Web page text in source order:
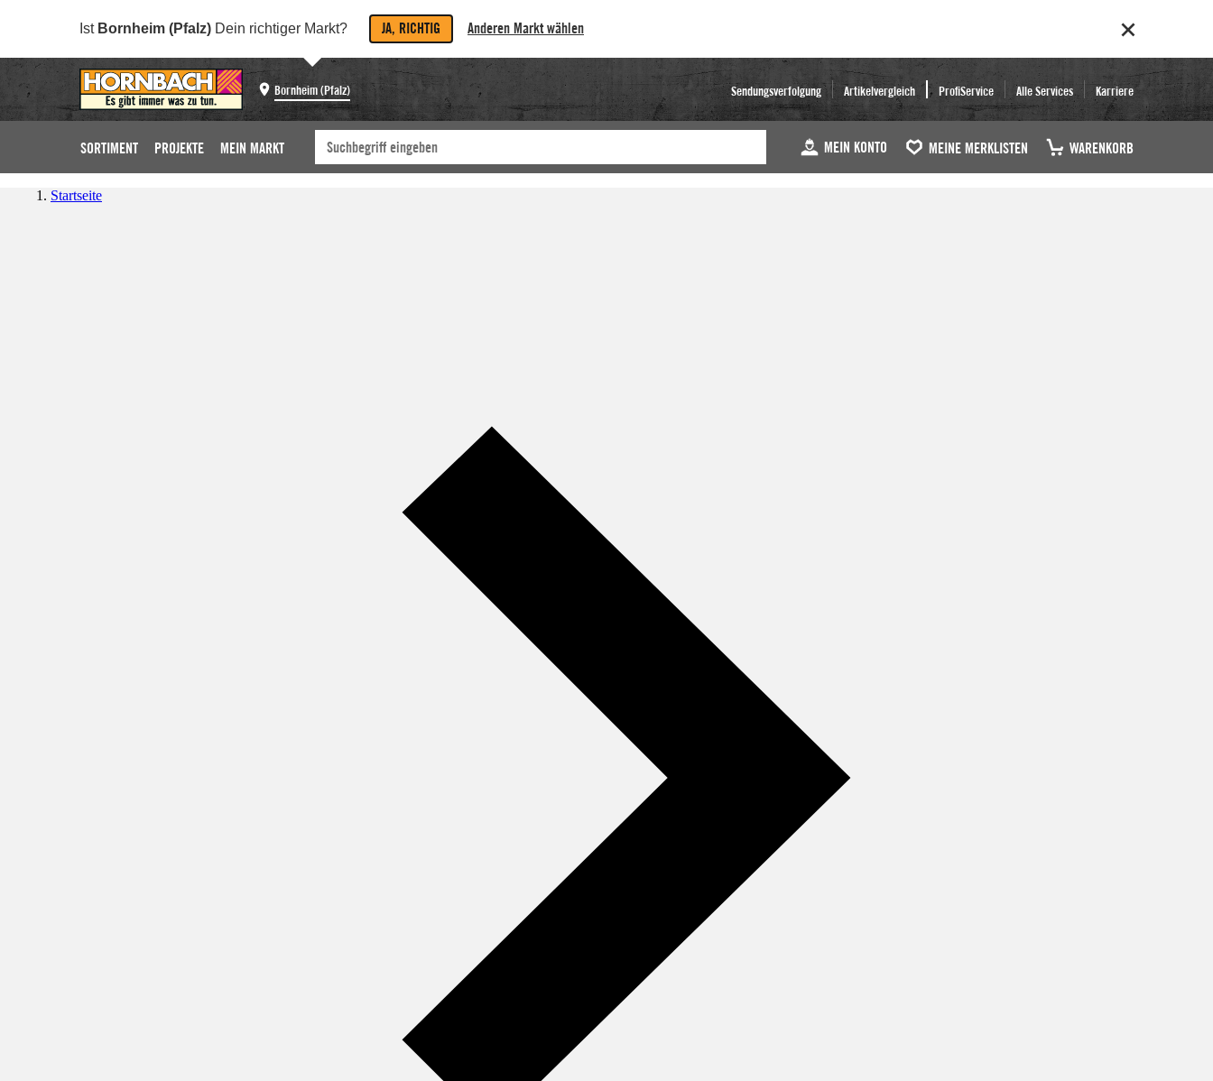
Ist Bornheim (Pfalz) Dein richtiger Markt? JA, RICHTIG Anderen Markt wählen
Bornheim (Pfalz) Sendungsverfolgung Artikelvergleich ProfiService Alle Services Karriere
SORTIMENT PROJEKTE MEIN MARKT MEIN KONTO MEINE MERKLISTEN WARENKORB
Startseite